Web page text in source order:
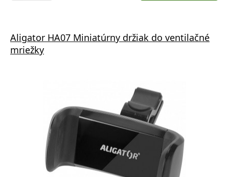
Aligator HA07 Miniatúrny držiak do ventilačné
mriežky